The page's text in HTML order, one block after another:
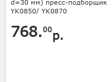
d=30 мм) пресс-подборщик
YK0850/ YK0870
768.00р.